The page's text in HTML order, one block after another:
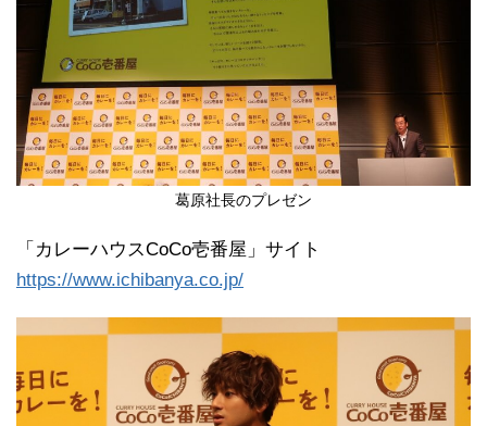
葛原社長のプレゼン
「カレーハウスCoCo壱番屋」サイト
https://www.ichibanya.co.jp/